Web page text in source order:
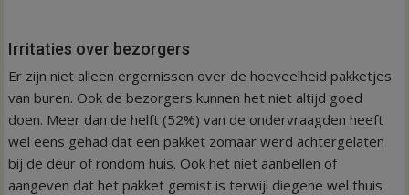
Irritaties over bezorgers
Er zijn niet alleen ergernissen over de hoeveelheid pakketjes
van buren. Ook de bezorgers kunnen het niet altijd goed
doen. Meer dan de helft (52%) van de ondervraagden heeft
wel eens gehad dat een pakket zomaar werd achtergelaten
bij de deur of rondom huis. Ook het niet aanbellen of
aangeven dat het pakket gemist is terwijl diegene wel thuis